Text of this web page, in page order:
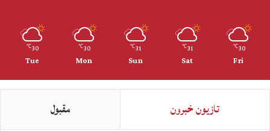
30
℃
Fri
31
℃
Sat
31
℃
Sun
30
℃
Mon
30
℃
Tue
تازيون خبرون مقبول